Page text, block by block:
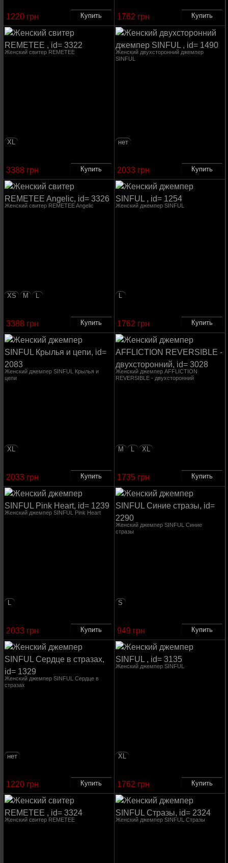
1762 грн
1220 грн
Женский двухсторонний джемпер
SINFUL
нет
2033 грн
Женский свитер REMETEE
XL
3388 грн
Женский джемпер SINFUL
L
1762 грн
Женский свитер REMETEE Angelic
XS M L
3388 грн
Женский джемпер AFFLICTION
REVERSIBLE - двухсторонний
M L XL
1735 грн
Женский джемпер SINFUL Крылья и
цепи
XL
2033 грн
Женский джемпер SINFUL Синие
стразы
S
949 грн
Женский джемпер SINFUL Pink Heart
L
2033 грн
Женский джемпер SINFUL
XL
1762 грн
Женский джемпер SINFUL Сердце в
стразах
нет
1220 грн
Женский джемпер SINFUL Стразы
Женский свитер REMETEE